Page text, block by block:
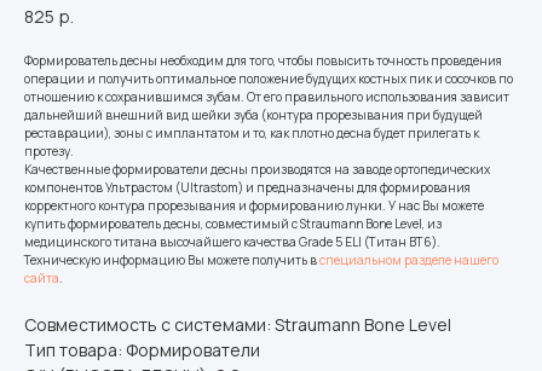
825 р.
Формирователь десны необходим для того, чтобы повысить точность проведения
операции и получить оптимальное положение будущих костных пик и сосочков по
отношению к сохранившимся зубам. От его правильного использования зависит
дальнейший внешний вид шейки зуба (контура прорезывания при будущей
реставрации), зоны с имплантатом и то, как плотно десна будет прилегать к
протезу.
Качественные формирователи десны производятся на заводе ортопедических
компонентов Ультрастом (Ultrastom) и предназначены для формирования
корректного контура прорезывания и формированию лунки. У нас Вы можете
купить формирователь десны, совместимый с Straumann Bone Level, из
медицинского титана высочайшего качества Grade 5 ELI (Титан ВТ6).
Техническую информацию Вы можете получить вспециальном разделе нашего
сайта.
Совместимость с системами: Straumann Bone Level
Тип товара: Формирователи